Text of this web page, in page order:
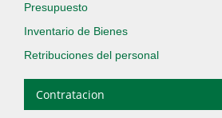
Presupuesto
Inventario de Bienes
Retribuciones del personal
Contratacion